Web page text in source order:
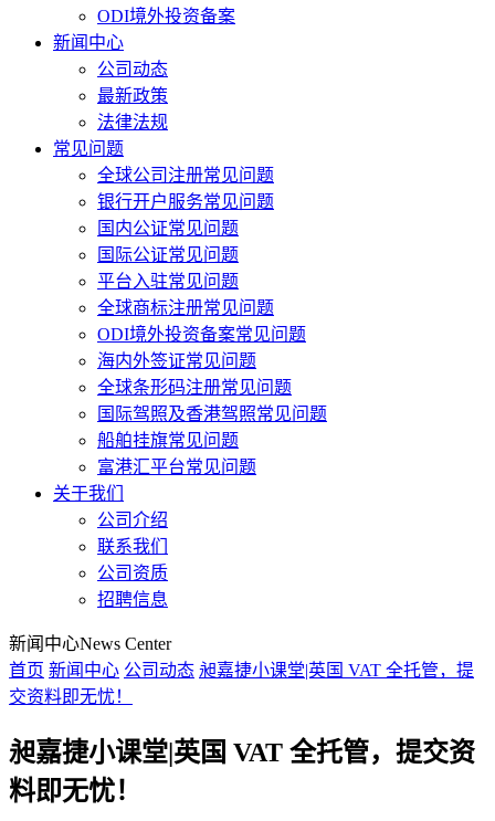
ODI境外投资备案
新闻中心
公司动态
最新政策
法律法规
常见问题
全球公司注册常见问题
银行开户服务常见问题
国内公证常见问题
国际公证常见问题
平台入驻常见问题
全球商标注册常见问题
ODI境外投资备案常见问题
海内外签证常见问题
全球条形码注册常见问题
国际驾照及香港驾照常见问题
船舶挂旗常见问题
富港汇平台常见问题
关于我们
公司介绍
联系我们
公司资质
招聘信息
新闻中心News Center
首页 新闻中心 公司动态 昶嘉捷小课堂|英国 VAT 全托管，提
交资料即无忧！
昶嘉捷小课堂|英国 VAT 全托管，提交资
料即无忧！